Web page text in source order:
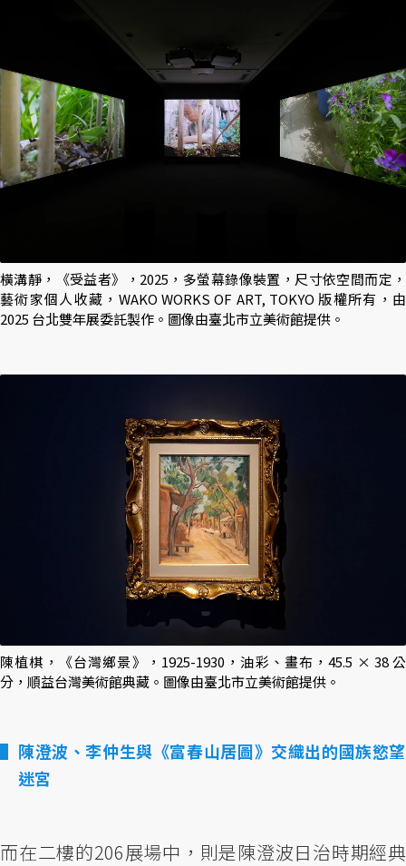
橫溝靜，《受益者》，2025，多螢幕錄像裝置，尺寸依空間而定，
藝術家個人收藏，WAKO WORKS OF ART, TOKYO 版權所有，由
2025 台北雙年展委託製作。圖像由臺北市立美術館提供。
陳植棋，《台灣鄉景》，1925-1930，油彩、畫布，45.5 × 38 公
分，順益台灣美術館典藏。圖像由臺北市立美術館提供。
陳澄波、李仲生與《富春山居圖》交織出的國族慾望
迷宮
而在二樓的206展場中，則是陳澄波日治時期經典